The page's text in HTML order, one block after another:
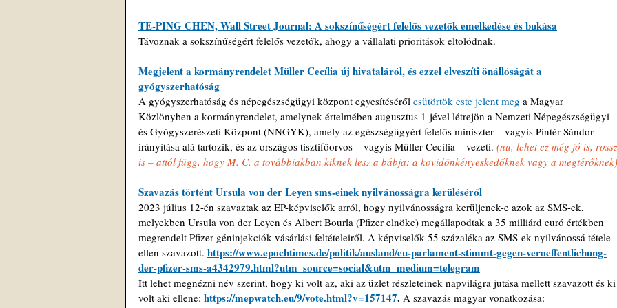
TE-PING CHEN, Wall Street Journal: A sokszínűségért felelős vezetők emelkedése és bukása
Távoznak a sokszínűségért felelős vezetők, ahogy a vállalati prioritások eltolódnak.
Megjelent a kormányrendelet Müller Cecília új hivataláról, és ezzel elveszíti önállóságát a
gyógyszerhatóság
A gyógyszerhatóság és népegészségügyi központ egyesítéséről csütörtök este jelent meg a Magyar
Közlönyben a kormányrendelet, amelynek értelmében augusztus 1-jével létrejön a Nemzeti Népegészségügyi
és Gyógyszerészeti Központ (NNGYK), amely az egészségügyért felelős miniszter – vagyis Pintér Sándor –
irányítása alá tartozik, és az országos tisztifőorvos – vagyis Müller Cecília – vezeti. (nu, lehet ez még jó is,
is – attól függ, hogy M. C. a továbbiakban kiknek lesz a bábja: a kovidönkényeskedőknek vagy a megtérőknek)
Szavazás történt Ursula von der Leyen sms-einek nyilvánosságra kerüléséről
2023 július 12-én szavaztak az EP-képviselők arról, hogy nyilvánosságra kerüljenek-e azok az SMS-ek,
melyekben Ursula von der Leyen és Albert Bourla (Pfizer elnöke) megállapodtak a 35 milliárd euró értékben
megrendelt Pfizer-géninjekciók vásárlási feltételeiről. A képviselők 55 százaléka az SMS-ek nyilvánossá tétele
ellen szavazott. https://www.epochtimes.de/politik/ausland/eu-parlament-stimmt-gegen-veroeffentlichung-
der-pfizer-sms-a4342979.html?utm_source=social&utm_medium=telegram
Itt lehet megnézni név szerint, hogy ki volt az, aki az üzlet részleteinek napvilágra jutása mellett szavazott és
volt aki ellene: https://mepwatch.eu/9/vote.html?v=157147. A szavazás magyar vonatkozása: